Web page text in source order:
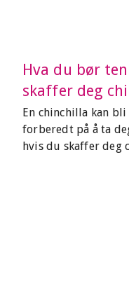
Hva du bør
skaffer deg
En chinchilla kan
forberedt på å ta
hvis du skaffer deg